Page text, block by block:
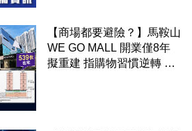
【商場都要避險？】馬鞍山
WE GO MALL 開業僅8年
擬重建 指購物習慣逆轉 餐